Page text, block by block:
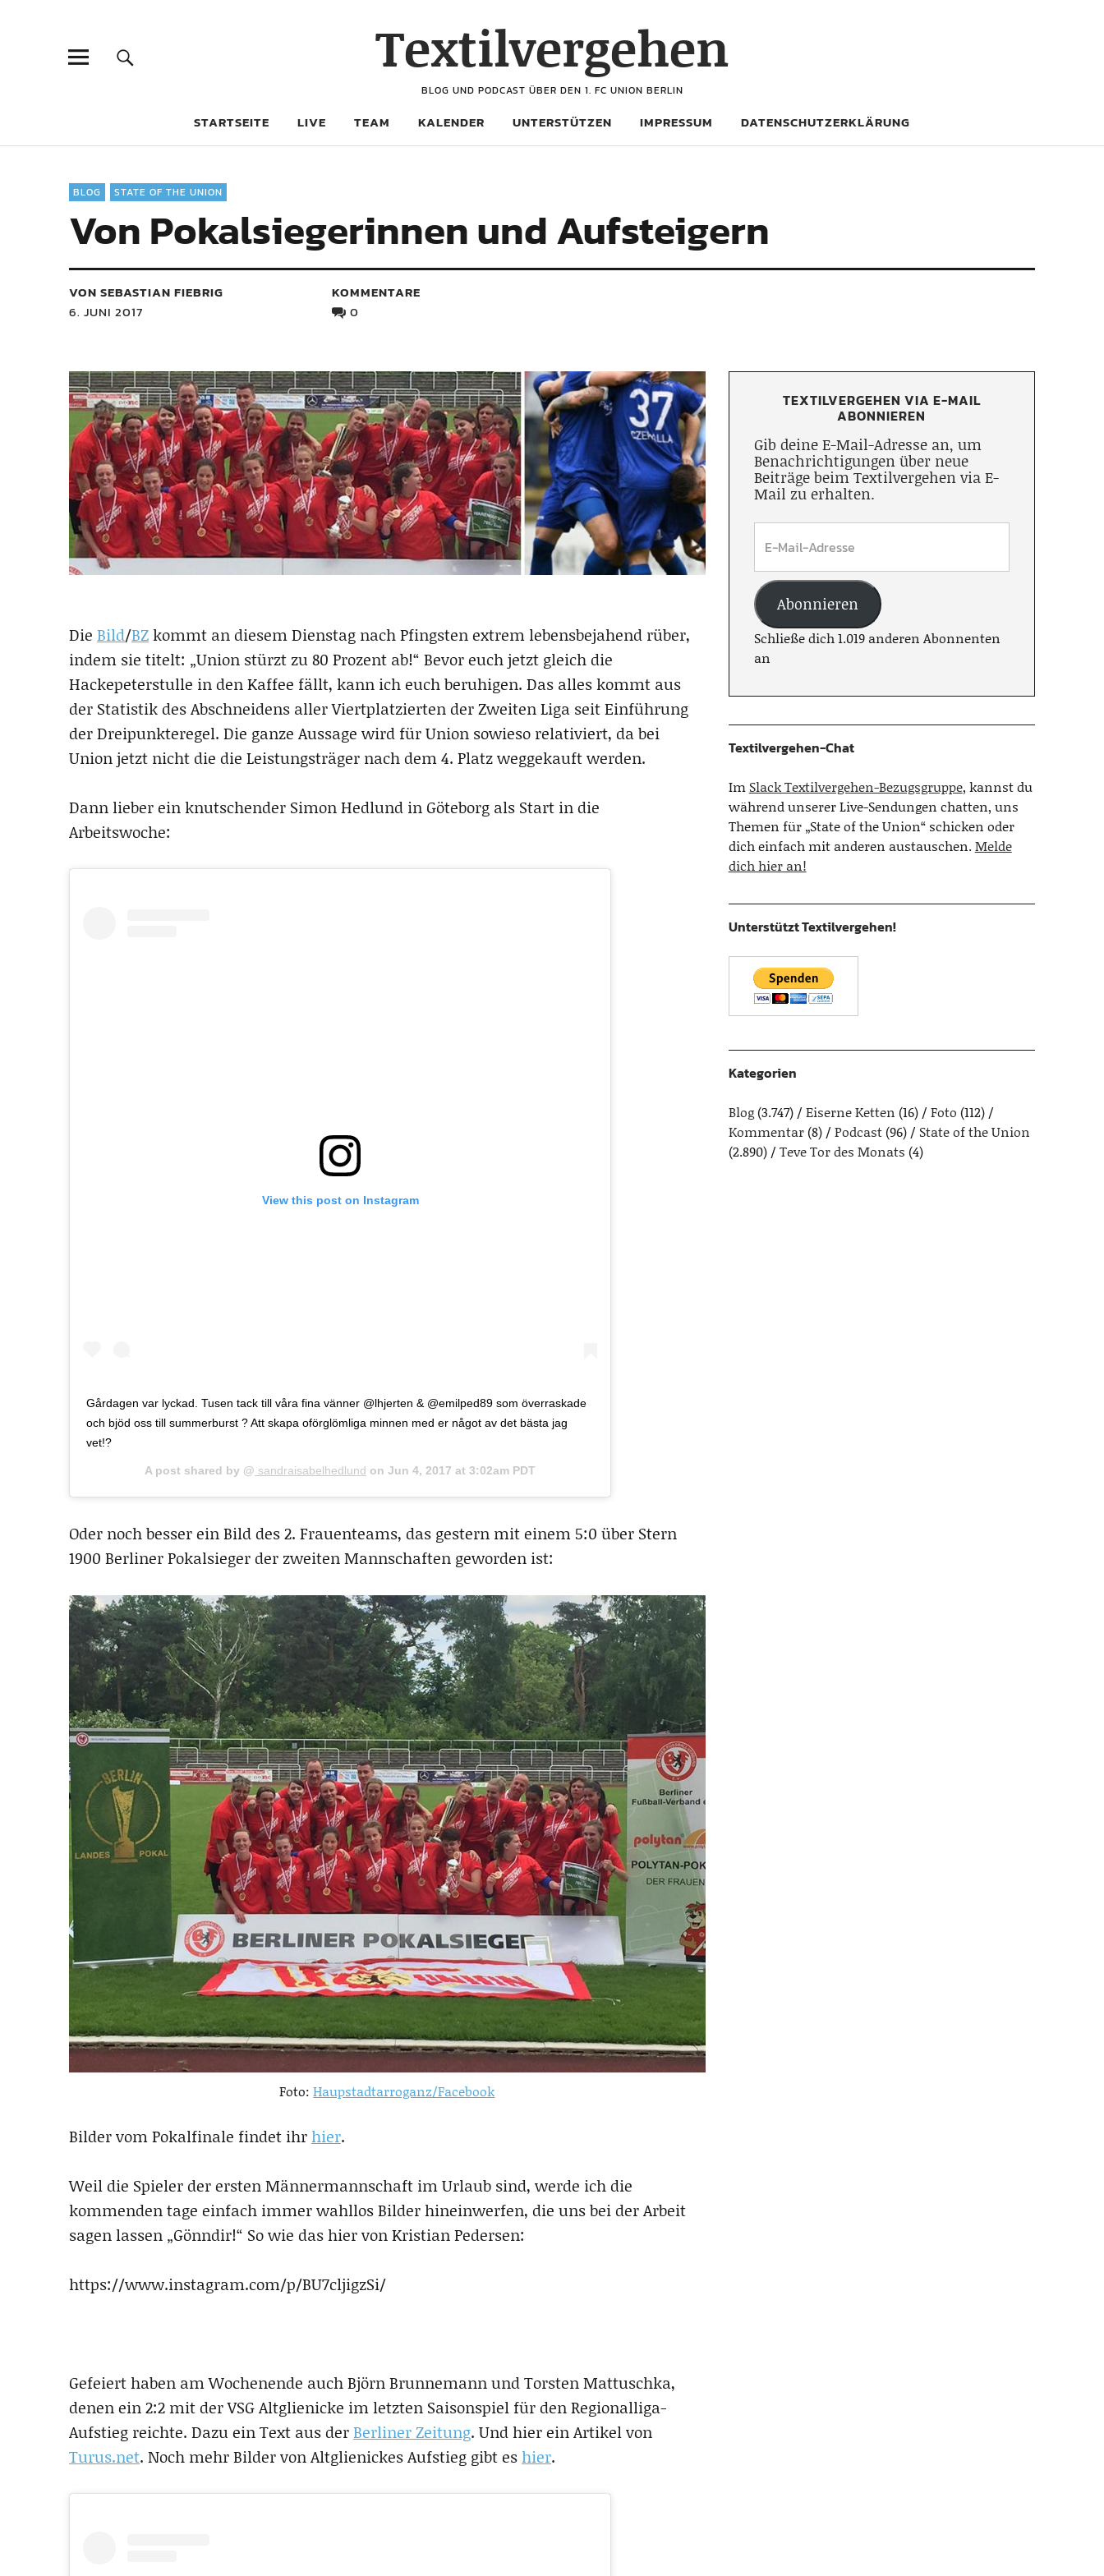
Textilvergehen
BLOG UND PODCAST ÜBER DEN 1. FC UNION BERLIN
STARTSEITE LIVE TEAM KALENDER UNTERSTÜTZEN IMPRESSUM DATENSCHUTZERKLÄRUNG
BLOG STATE OF THE UNION
Von Pokalsiegerinnen und Aufsteigern
VON SEBASTIAN FIEBRIG
6. JUNI 2017
KOMMENTARE
0
Die Bild/BZkommt an diesem Dienstag nach Pfingsten extrem lebensbejahend rüber,
indem sie titelt: „Union stürzt zu 80 Prozent ab!“ Bevor euch jetzt gleich die
Hackepeterstulle in den Kaffee fällt, kann ich euch beruhigen. Das alles kommt aus
der Statistik des Abschneidens aller Viertplatzierten der Zweiten Liga seit Einführung
der Dreipunkteregel. Die ganze Aussage wird für Union sowieso relativiert, da bei
Union jetzt nicht die die Leistungsträger nach dem 4. Platz weggekauft werden.
Dann lieber ein knutschender Simon Hedlund in Göteborg als Start in die
Arbeitswoche:
View this post on Instagram
Gårdagen var lyckad. Tusen tack till våra fina vänner @lhjerten & @emilped89 som överraskade
och bjöd oss till summerburst ? Att skapa oförglömliga minnen med er något av det bästa jag
vet!?
A post shared by @ sandraisabelhedlund on Jun 4, 2017 at 3:02am PDT
Oder noch besser ein Bild des 2. Frauenteams, das gestern mit einem 5:0 über Stern
1900 Berliner Pokalsieger der zweiten Mannschaften geworden ist:
Foto:Haupstadtarroganz/Facebook
Bilder vom Pokalfinale findet ihrhier.
Weil die Spieler der ersten Männermannschaft im Urlaub sind, werde ich die
kommenden tage einfach immer wahllos Bilder hineinwerfen, die uns bei der Arbeit
sagen lassen „Gönndir!“ So wie das hier von Kristian Pedersen:
https://www.instagram.com/p/BU7cljigzSi/
Gefeiert haben am Wochenende auch Björn Brunnemann und Torsten Mattuschka,
denen ein 2:2 mit der VSG Altglienicke im letzten Saisonspiel für den Regionalliga-
Aufstieg reichte. Dazu ein Text aus derBerliner Zeitung. Und hier ein Artikel von
Turus.net. Noch mehr Bilder von Altglienickes Aufstieg gibt eshier.
TEXTILVERGEHEN VIA E-MAIL
ABONNIEREN
Gib deine E-Mail-Adresse an, um
Benachrichtigungen über neue
Beiträge beim Textilvergehen via E-
Mail zu erhalten.
Abonnieren
Schließe dich 1.019 anderen Abonnenten
an
Textilvergehen-Chat
Im Slack Textilvergehen-Bezugsgruppe, kannst du
während unserer Live-Sendungen chatten, uns
Themen für „State of the Union“ schicken oder
dich einfach mit anderen austauschen.Melde
dich hier an!
Unterstützt Textilvergehen!
Kategorien
Blog(3.747) Eiserne Ketten (16) Foto (112)
Kommentar(8) Podcast(96)
State of the Union
(2.890)
Teve Tor des Monats (4)